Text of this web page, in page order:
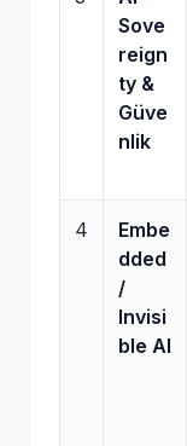
Sove
reign
ty &
Güve
nlik
4
Embe
dded
/
Invisi
ble AI